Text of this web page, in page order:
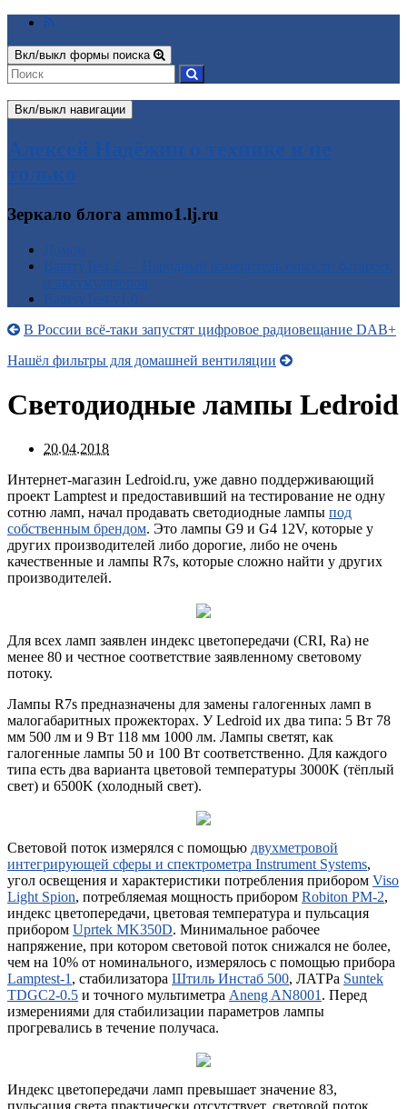
Вкл/выкл формы поиска
Вкл/выкл навигации
Алексей Надёжин о технике и не
только
Зеркало блога ammo1.lj.ru
В России всё-таки запустят цифровое радиовещание DAB+
Нашёл фильтры для домашней вентиляции
Светодиодные лампы Ledroid
20.04.2018
Интернет-магазин Ledroid.ru, уже давно поддерживающий
проект Lamptest и предоставивший на тестирование не одну
сотню ламп, начал продавать светодиодные лампы под
собственным брендом. Это лампы G9 и G4 12V, которые у
других производителей либо дорогие, либо не очень
качественные и лампы R7s, которые сложно найти у других
производителей.
Для всех ламп заявлен индекс цветопередачи (CRI, Ra) не
менее 80 и честное соответствие заявленному световому
потоку.
Лампы R7s предназначены для замены галогенных ламп в
малогабаритных прожекторах. У Ledroid их два типа: 5 Вт 78
мм 500 лм и 9 Вт 118 мм 1000 лм. Лампы светят, как
галогенные лампы 50 и 100 Вт соответственно. Для каждого
типа есть два варианта цветовой температуры 3000K (тёплый
свет) и 6500K (холодный свет).
Световой поток измерялся с помощью двухметровой
интегрирующей сферы и спектрометра Instrument Systems,
угол освещения и характеристики потребления прибором Viso
Light Spion, потребляемая мощность прибором Robiton PM-2,
индекс цветопередачи, цветовая температура и пульсация
прибором Uprtek MK350D. Минимальное рабочее
напряжение, при котором световой поток снижался не более,
чем на 10% от номинального, измерялось с помощью прибора
Lamptest-1 , стабилизатора Штиль Инстаб 500, ЛАТРа Suntek
TDGC2-0.5 и точного мультиметра Aneng AN8001 . Перед
измерениями для стабилизации параметров лампы
прогревались в течение получаса.
Индекс цветопередачи ламп превышает значение 83,